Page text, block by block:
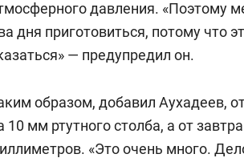
давления.
дня приготовиться, потому что
— предупредил он.
образом, добавил Аухадеев,
10 мм ртутного столба, а от
«Это очень много.